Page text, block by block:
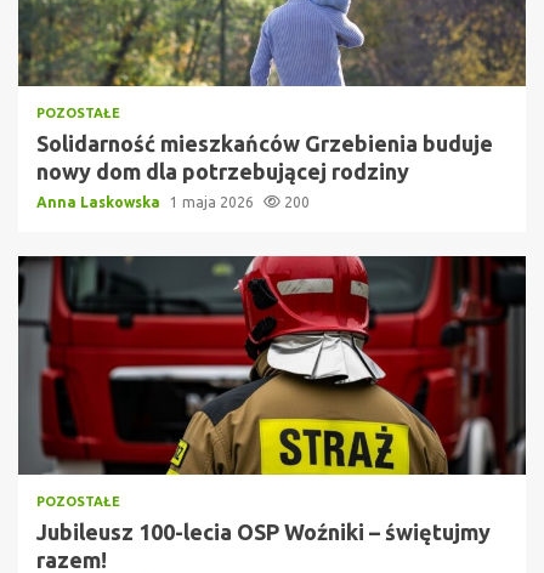
POZOSTAŁE
Solidarność mieszkańców Grzebienia buduje
nowy dom dla potrzebującej rodziny
Anna Laskowska 1 maja 2026 200
POZOSTAŁE
Jubileusz 100-lecia OSP Woźniki – świętujmy
razem!